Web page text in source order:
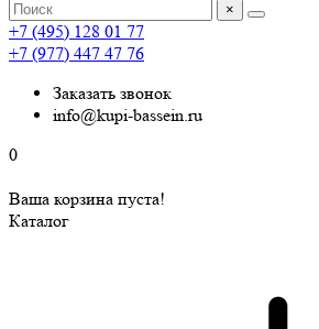
×
+7 (495) 128 01 77
+7 (977) 447 47 76
Заказать звонок
info@kupi-bassein.ru
0
Ваша корзина пуста!
Каталог